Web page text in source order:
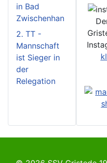
in Bad
Zwischenhan
2. TT -
Mannschaft
ist Sieger in
der
Relegation